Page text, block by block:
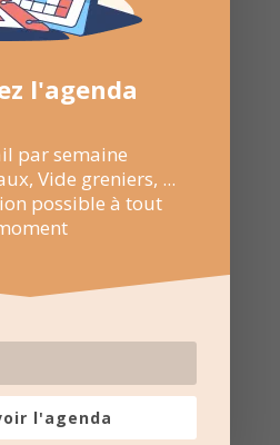
l'agenda
par semaine
Vide greniers, ...
possible à tout
l'agenda